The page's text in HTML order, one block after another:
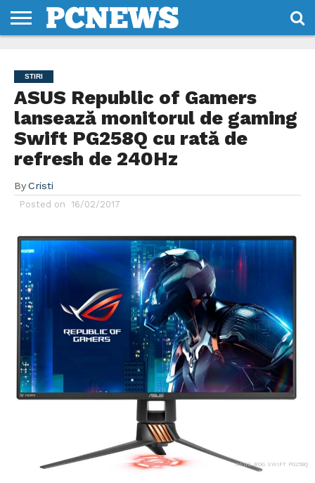
NOI
SI
CONDITII
STIRI
ASUS Republic of Gamers
lansează monitorul de gaming
Swift PG258Q cu rată de
refresh de 240Hz
By Cristi
Posted on 16/02/2017
ASUS ROG SWIFT PG258Q